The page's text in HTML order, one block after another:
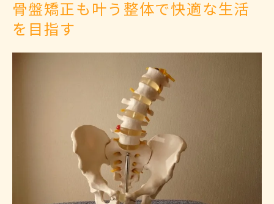
骨盤矯正も叶う整体で快適な生活
を目指す